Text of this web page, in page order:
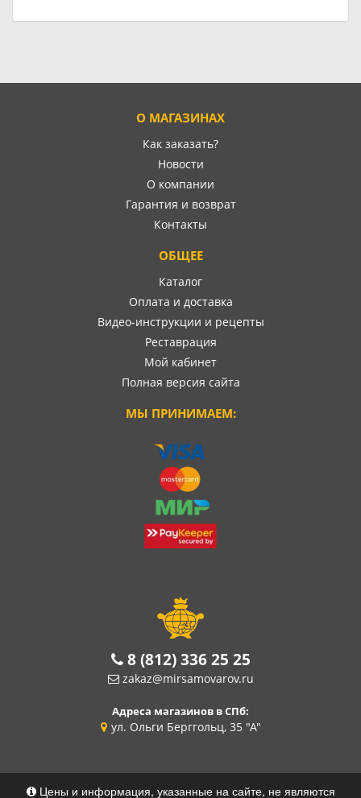
О МАГАЗИНАХ
Как заказать?
Новости
О компании
Гарантия и возврат
Контакты
ОБЩЕЕ
Каталог
Оплата и доставка
Видео-инструкции и рецепты
Реставрация
Мой кабинет
Полная версия сайта
МЫ ПРИНИМАЕМ:
8 (812) 336 25 25
zakaz@mirsamovarov.ru
Адреса магазинов в СПб:
ул. Ольги Берггольц, 35 "А"
Цены и информация, указанные на сайте, не являются